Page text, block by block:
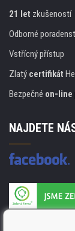
21 let zkušeností
Odborné
Vstřícný přístup
Zlatý certifikát
Bezpečné on-line
NAJDETE